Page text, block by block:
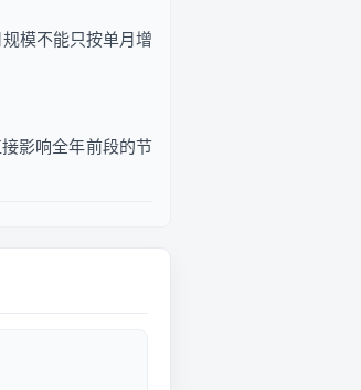
模不能只按单月增
影响全年前段的节